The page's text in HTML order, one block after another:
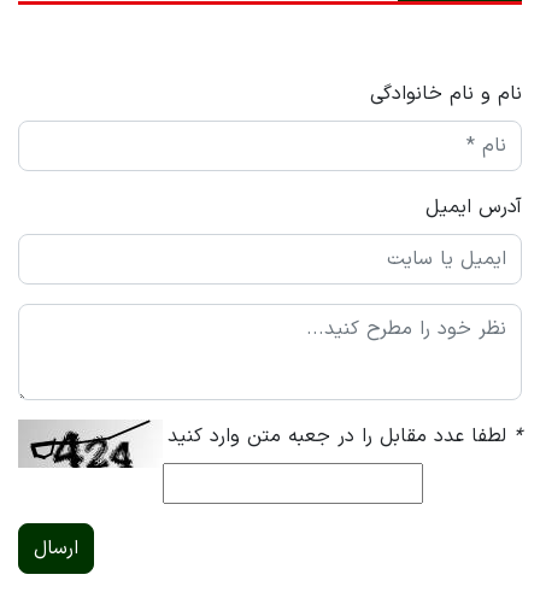
نام و نام خانوادگی
آدرس ایمیل
* لطفا عدد مقابل را در جعبه متن وارد کنید
ارسال